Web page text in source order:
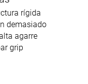
rígida
demasiado
agarre
grip